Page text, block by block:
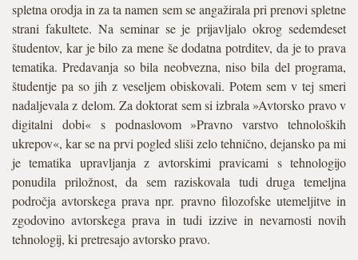
spletna orodja in za ta namen sem se angažirala pri prenovi spletne
strani fakultete. Na seminar se je prijavljalo okrog sedemdeset
študentov, kar je bilo za mene še dodatna potrditev, da je to prava
tematika. Predavanja so bila neobvezna, niso bila del programa,
študentje pa so jih z veseljem obiskovali. Potem sem v tej smeri
nadaljevala z delom. Za doktorat sem si izbrala »Avtorsko pravo v
digitalni dobi« s podnaslovom »Pravno varstvo tehnoloških
ukrepov«, kar se na prvi pogled sliši zelo tehnično, dejansko pa mi
je tematika upravljanja z avtorskimi pravicami s tehnologijo
ponudila priložnost, da sem raziskovala tudi druga temeljna
področja avtorskega prava npr. pravno filozofske utemeljitve in
zgodovino avtorskega prava in tudi izzive in nevarnosti novih
tehnologij, ki pretresajo avtorsko pravo.